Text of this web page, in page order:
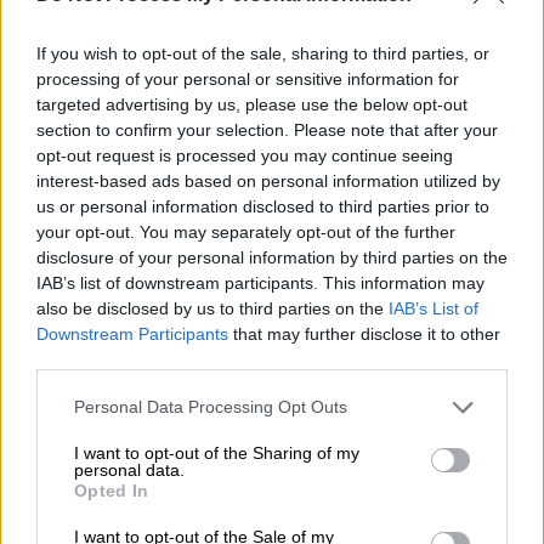
If you wish to opt-out of the sale, sharing to third parties, or
processing of your personal or sensitive information for
targeted advertising by us, please use the below opt-out
section to confirm your selection. Please note that after your
opt-out request is processed you may continue seeing
interest-based ads based on personal information utilized by
us or personal information disclosed to third parties prior to
your opt-out. You may separately opt-out of the further
disclosure of your personal information by third parties on the
IAB’s list of downstream participants. This information may
also be disclosed by us to third parties on the IAB’s List of
Downstream Participants that may further disclose it to other
Please note that this website/app uses one or more Google
not limited to your visit or usage behaviour. You may click to
grant or deny consent to Google and its third-party tags to
use your data for below specified purposes in below Google
consent section.
Personal Data Processing Opt Outs
I want to opt-out of the Sharing of my
personal data.
Opted In
I want to opt-out of the Sale of my
Ελικόπτερα,dronesκαι ομάδες με ειδικά
εκπαιδευμένα σκυλιά συνέχιζαν το έργο
τους χθες, παρά τις εξαιρετικά δύσκολες
συνθήκες.
«Το να διεισδύεις βαθιά στη μάζα (των
συντριμμιών) είναι πολύ επικίνδυνο»,
συνόψισε ο Μπεν Μπέικερ, αξιωματικός
σώματος ασφαλείας στο Τέξας, κατά τη
διάρκεια συνέντευξης Τύπου.
Υπογράμμισε επίσης τον αντίκτυπο της
σωστικών συνεργείων. «Είναι τραγικό να
γίνεσαι μάρτυρας της απώλειας μιας
ανθρώπινης ζωής. Όμως το να βλέπεις πως